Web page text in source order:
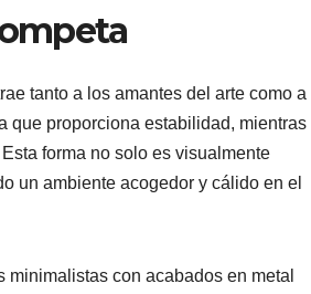
tanto a los amantes del arte como a
que proporciona estabilidad, mientras
forma no solo es visualmente
un ambiente acogedor y cálido en el
con acabados en metal